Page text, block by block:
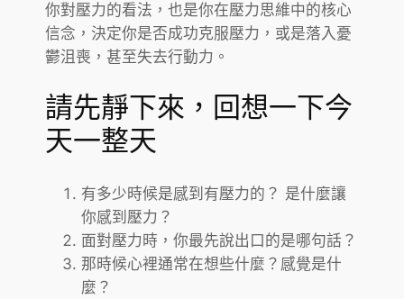
你對壓力的看法，也是你在壓力思維中的核心
信念，決定你是否成功克服壓力，或是落入憂
鬱沮喪，甚至失去行動力。
請先靜下來，回想一下今
天一整天
有多少時候是感到有壓力的？ 是什麼讓
你感到壓力？
面對壓力時，你最先說出口的是哪句話？
那時候心裡通常在想些什麼？感覺是什
麼？